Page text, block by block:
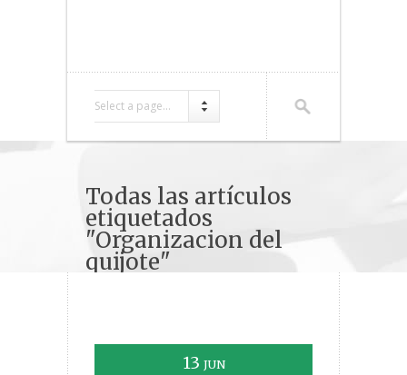
Select a page...
Todas las artículos
etiquetados
"Organizacion del
quijote"
13 JUN